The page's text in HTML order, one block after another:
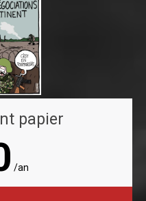
papier
/an